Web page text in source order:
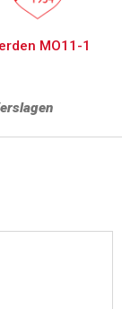
MO11-1